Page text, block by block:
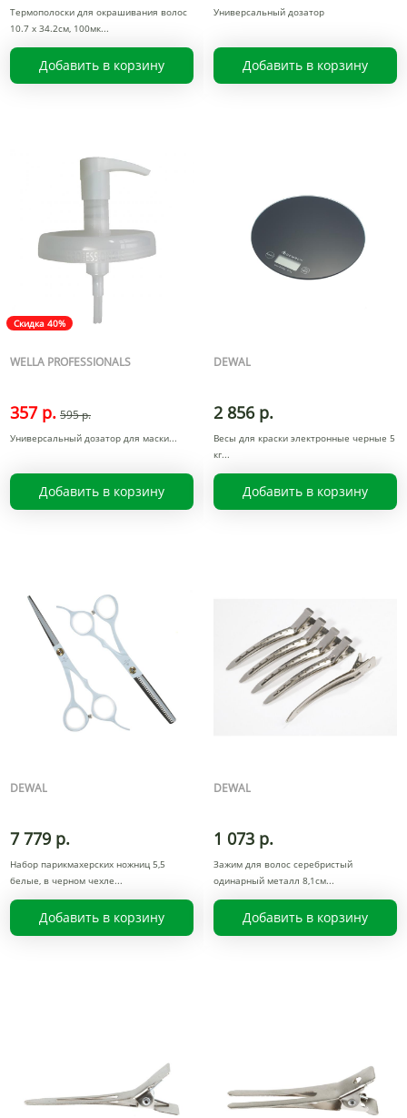
Термополоски для окрашивания волос
10.7 х 34.2см, 100мк
Добавить в корзину
Универсальный дозатор
Добавить в корзину
Скидка 40%
WELLA PROFESSIONALS
357 р. 595 р.
Универсальный дозатор для маски
Добавить в корзину
DEWAL
2 856 р.
Весы для краски электронные черные 5
кг
Добавить в корзину
DEWAL
7 779 р.
Набор парикмахерских ножниц 5,5
белые, в черном чехле
Добавить в корзину
DEWAL
1 073 р.
Зажим для волос серебристый
одинарный металл 8,1см
Добавить в корзину